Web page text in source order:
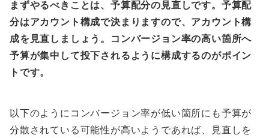
まずやるべきことは、予算配分の見直しです。予算配
分はアカウント構成で決まりますので、アカウント構
成を見直しましょう。コンバージョン率の高い箇所へ
予算が集中して投下されるように構成するのがポイン
トです。
以下のようにコンバージョン率が低い箇所にも予算が
分散されている可能性が高いようであれば、見直しを